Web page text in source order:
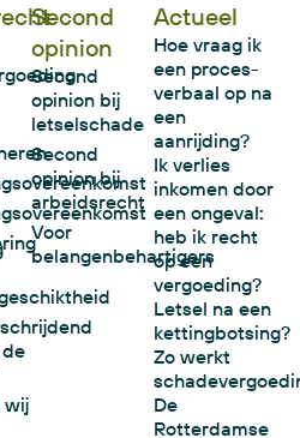
wij
Second
opinion
Second
opinion bij
letselschade
Second
opinion bij
arbeidsrecht
Voor
belangenbehartigers
Actueel
Hoe vraag ik
een proces-
verbaal op na
een
aanrijding?
Ik verlies
inkomen door
een ongeval:
heb ik recht
op een
vergoeding?
Letsel na een
kettingbotsing?
Zo werkt
De
Rotterdamse